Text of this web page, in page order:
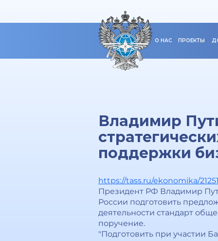
О НАС ПРОЕКТЫ
Владимир
поддержки
https://tass.ru/ekonomika/
Президент РФ Владимир
России подготовить
деятельности стандарт
поручение.
"Подготовить при участии